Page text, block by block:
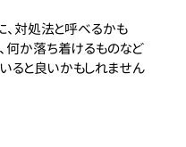
、対処法と呼べるかも
何か落ち着けるものなど
ると良いかもしれません